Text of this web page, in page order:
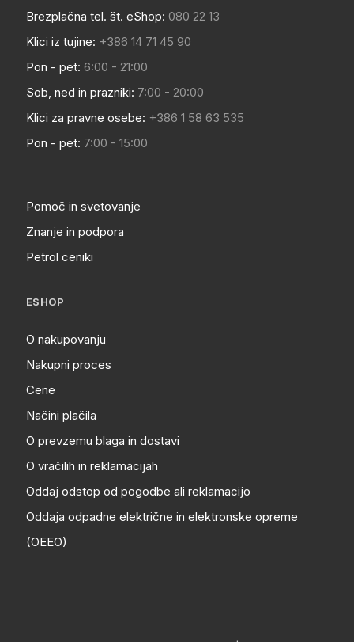
Brezplačna tel. št. eShop: 080 22 13
Klici iz tujine: +386 14 71 45 90
Pon - pet: 6:00 - 21:00
Sob, ned in prazniki: 7:00 - 20:00
Klici za pravne osebe: +386 1 58 63 535
Pon - pet: 7:00 - 15:00
Pomoč in svetovanje
Znanje in podpora
Petrol ceniki
ESHOP
O nakupovanju
Nakupni proces
Cene
Načini plačila
O prevzemu blaga in dostavi
O vračilih in reklamacijah
Oddaj odstop od pogodbe ali reklamacijo
Oddaja odpadne električne in elektronske opreme
(OEEO)